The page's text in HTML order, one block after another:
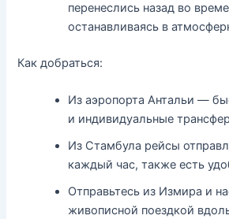
перенеслись назад во
останавливаясь в
Как добраться:
Из аэропорта Антальи —
и индивидуальные
Из Стамбула рейсы
каждый час, также есть
Отправьтесь из Измира и
живописной поездкой